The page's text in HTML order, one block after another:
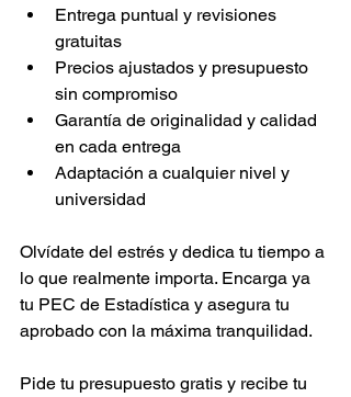
Entrega puntual y revisiones
gratuitas
Precios ajustados y presupuesto
sin compromiso
Garantía de originalidad y calidad
en cada entrega
Adaptación a cualquier nivel y
universidad
Olvídate del estrés y dedica tu tiempo a
lo que realmente importa. Encarga ya
tu PEC de Estadística y asegura tu
aprobado con la máxima tranquilidad.
Pide tu presupuesto gratis y recibe tu